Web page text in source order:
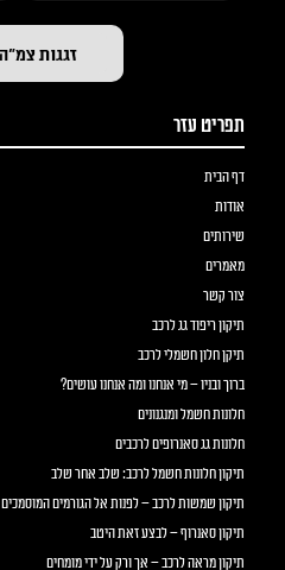
תפריט עזר
דף הבית
אודות
שירותים
מאמרים
צור קשר
תיקון ריפוד גג לרכב
תיקן חלון חשמלי לרכב
ברוך ובניו – מי אנחנו ומה אנחנו עושים?
חלונות חשמל ומנגנונים
חלונות גג סאנרופים לרכבים
תיקון חלונות חשמל לרכב: שלב אחר שלב
תיקון שמשות לרכב – לפנות אל הגורמים המוסמכים
תיקון סאנרוף – לבצע זאת היטב
תיקון מראה לרכב – אך ורק על ידי מומחים